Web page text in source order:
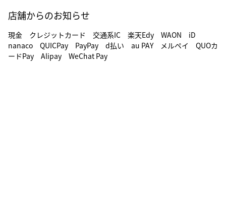
店舗からのお知らせ
現金 クレジットカード 交通系IC 楽天Edy WAON iD
nanaco QUICPay PayPay d払い au PAY メルペイ QUOカ
ードPay Alipay WeChat Pay